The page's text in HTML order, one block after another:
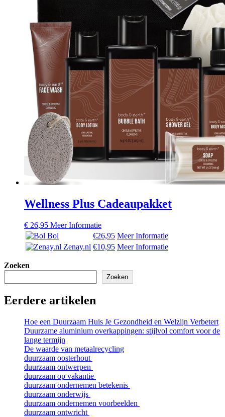
Wellness Plus Cadeaupakket
€ 26,95 Meer Informatie
Bol
€26,95 Meer Informatie
Zenay.nl €10,95 Meer Informatie
Zoeken
Zoeken
Eerdere artikelen
Hoe een Duurzaam Huis Je Gezondheid en Welzijn Verbetert
Duurzame aluminium overkappingen: stijlvol comfort voor de
lange termijn
De waarde van metaalrecycling
duurzaam oosterhout
duurzaam ontwerpen
duurzaam op vakantie
duurzaam ondernemen betekenis
duurzaam onderwijs
duurzaam ondernemen voorbeelden
duurzaam ontwricht